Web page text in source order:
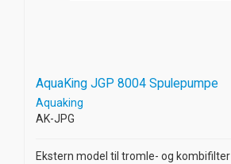
AquaKing JGP 8004 Spulepumpe
Aquaking
AK-JPG
Ekstern model til tromle- og kombifilter